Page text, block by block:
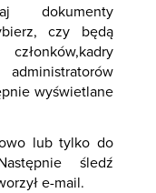
dokumenty
czy będą
wyświetlane
lub tylko do
śledź
e-mail.